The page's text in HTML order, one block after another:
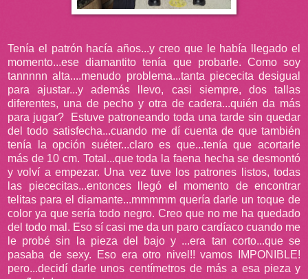
Tenía el patrón hacía años...y creo que le había llegado el
momento...ese diamantito tenía que probarle. Como soy
tannnnn alta....menudo problema...tanta piececita desigual
para ajustar...y además llevo, casi siempre, dos tallas
diferentes, una de pecho y otra de cadera...quién da más
para jugar? Estuve patroneando toda una tarde sin quedar
del todo satisfecha...cuando me dí cuenta de que también
tenía la opción suéter...claro es que...tenía que acortarle
más de 10 cm. Total...que toda la faena hecha se desmontó
y volví a empezar. Una vez tuve los patrones listos, todas
las piececitas...entonces llegó el momento de encontrar
telitas para el diamante...mmmmm quería darle un toque de
color ya que sería todo negro. Creo que no me ha quedado
del todo mal. Eso sí casi me da un paro cardíaco cuando me
le probé sin la pieza del bajo y ...era tan corto...que se
pasaba de sexy. Eso era otro nivel!! vamos IMPONIBLE!
pero...decidí darle unos centímetros de más a esa pieza y